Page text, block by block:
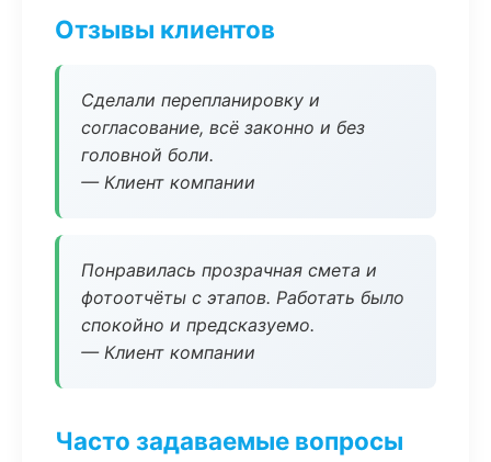
Отзывы клиентов
Сделали перепланировку и
согласование, всё законно и без
головной боли.
— Клиент компании
Понравилась прозрачная смета и
фотоотчёты с этапов. Работать было
спокойно и предсказуемо.
— Клиент компании
Часто задаваемые вопросы